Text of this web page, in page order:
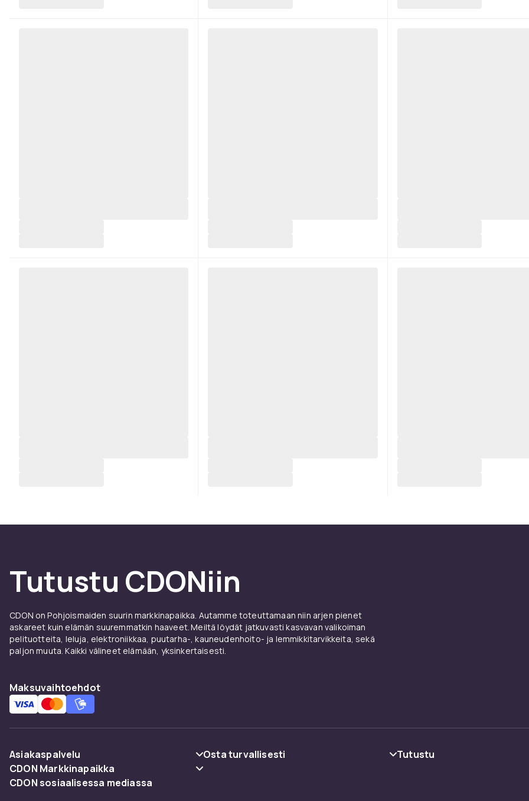
Tutustu CDONiin
CDON on Pohjoismaiden suurin markkinapaikka. Autamme toteuttamaan niin arjen pienet
askareet kuin elämän suuremmatkin haaveet. Meiltä löydät jatkuvasti kasvavan valikoiman
pelituotteita, leluja, elektroniikkaa, puutarha-, kauneudenhoito- ja lemmikkitarvikkeita, sekä
paljon muuta. Kaikki välineet elämään, yksinkertaisesti.
Maksuvaihtoehdot
Asiakaspalvelu
Usein kysyttyä (UKK)
Osta turvallisesti
Tutustu
CDON Markkinapaikka
Merchant Help Center
CDON sosiaalisessa mediassa